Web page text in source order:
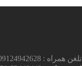
تلغن همراه : 09124942628